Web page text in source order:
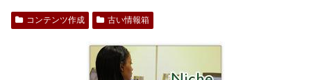
コンテンツ作成 古い情報箱